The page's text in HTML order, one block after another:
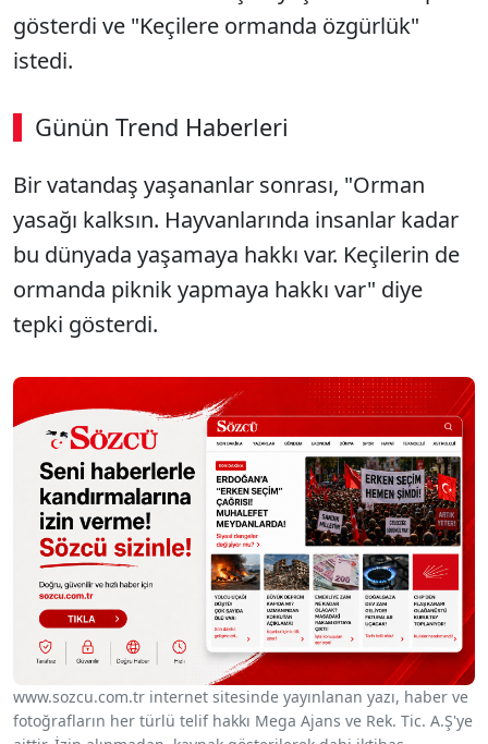
gösterdi ve "Keçilere ormanda özgürlük"
istedi.
Günün Trend Haberleri
Bir vatandaş yaşananlar sonrası, "Orman
yasağı kalksın. Hayvanlarında insanlar kadar
bu dünyada yaşamaya hakkı var. Keçilerin de
ormanda piknik yapmaya hakkı var" diye
tepki gösterdi.
www.sozcu.com.tr internet sitesinde yayınlanan yazı, haber ve
fotoğrafların her türlü telif hakkı Mega Ajans ve Rek. Tic. A.Ş'ye